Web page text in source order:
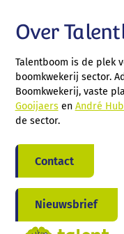
Over
Talentboom is de plek
boomkwekerij sector.
Boomkwekerij, vaste
Gooijaersen André
de sector.
Contact
Nieuwsbrief